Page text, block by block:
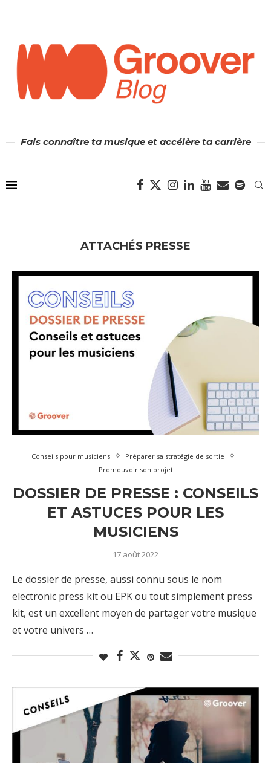
Fais connaître ta musique et accélère ta carrière
ATTACHÉS PRESSE
Conseils pour musiciens
Préparer sa stratégie de sortie
Promouvoir son projet
DOSSIER DE PRESSE : CONSEILS
ET ASTUCES POUR LES
MUSICIENS
17 août 2022
Le dossier de presse, aussi connu sous le nom
electronic press kit ou EPK ou tout simplement press
kit, est un excellent moyen de partager votre musique
et votre univers …